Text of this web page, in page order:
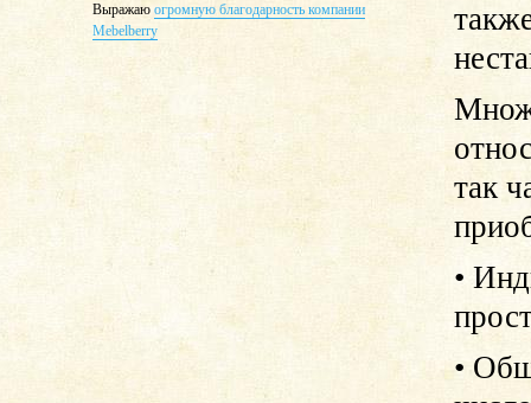
Выражаю огромную благодарность компании
Mebelberry
так
•
•